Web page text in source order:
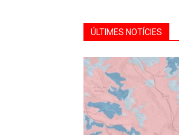
ÚLTIMES NOTÍCIES